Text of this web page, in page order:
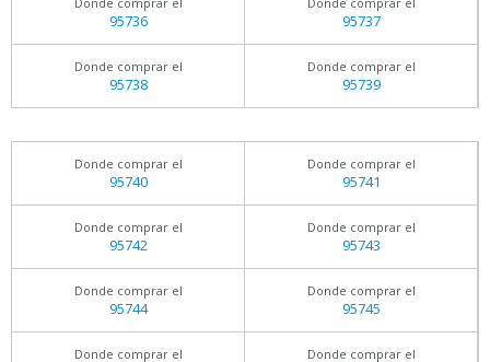
95736 95737
Donde comprar el
95738
Donde comprar el
95739
Donde comprar el
95740
Donde comprar el
95741
Donde comprar el
95742
Donde comprar el
95743
Donde comprar el
95744
Donde comprar el
95745
Donde comprar el Donde comprar el